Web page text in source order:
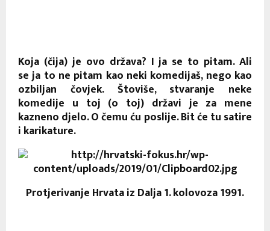
Koja (čija) je ovo država? I ja se to pitam. Ali
se ja to ne pitam kao neki komedijaš, nego kao
ozbiljan čovjek. Štoviše, stvaranje neke
komedije u toj (o toj) državi je za mene
kazneno djelo. O čemu ću poslije. Bit će tu satire
i karikature.
Protjerivanje Hrvata iz Dalja 1. kolovoza 1991.